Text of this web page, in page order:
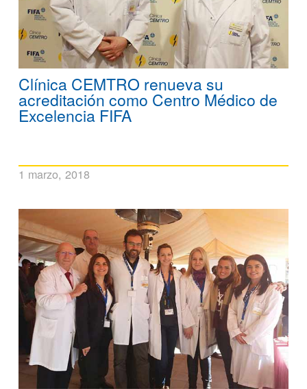
Clínica CEMTRO renueva su
acreditación como Centro Médico de
Excelencia FIFA
1 marzo, 2018